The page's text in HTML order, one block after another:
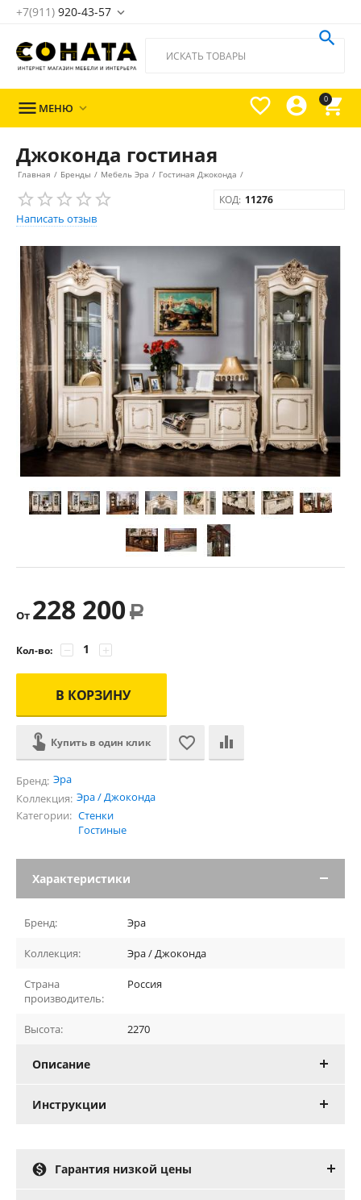
+7(911) 920-43-57 
0




 МЕНЮ 
Джоконда гостиная
Главная / Бренды / Мебель Эра / Гостиная Джоконда /
Написать отзыв
КОД: 11276
От 228 200 Р
Кол-во: +
−
В КОРЗИНУ
Купить в один клик
Бренд: Эра
Коллекция: Эра / Джоконда
Категории: Стенки
Гостиные
Характеристики
Бренд: Эра
Коллекция: Эра / Джоконда
Страна
производитель:
Россия
Высота: 2270
Описание
Инструкции
 Гарантия низкой цены